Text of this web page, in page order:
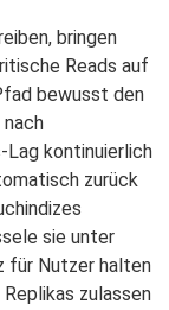
bringen
Reads auf
bewusst den
nach
Lag kontinuierlich
zurück
sie unter
für Nutzer halten
zulassen